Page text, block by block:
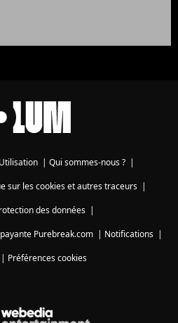
| Qui sommes-nous ? |
sur les cookies et autres traceurs|
des données|
Purebreak.com | Notifications |
| Préférences cookies